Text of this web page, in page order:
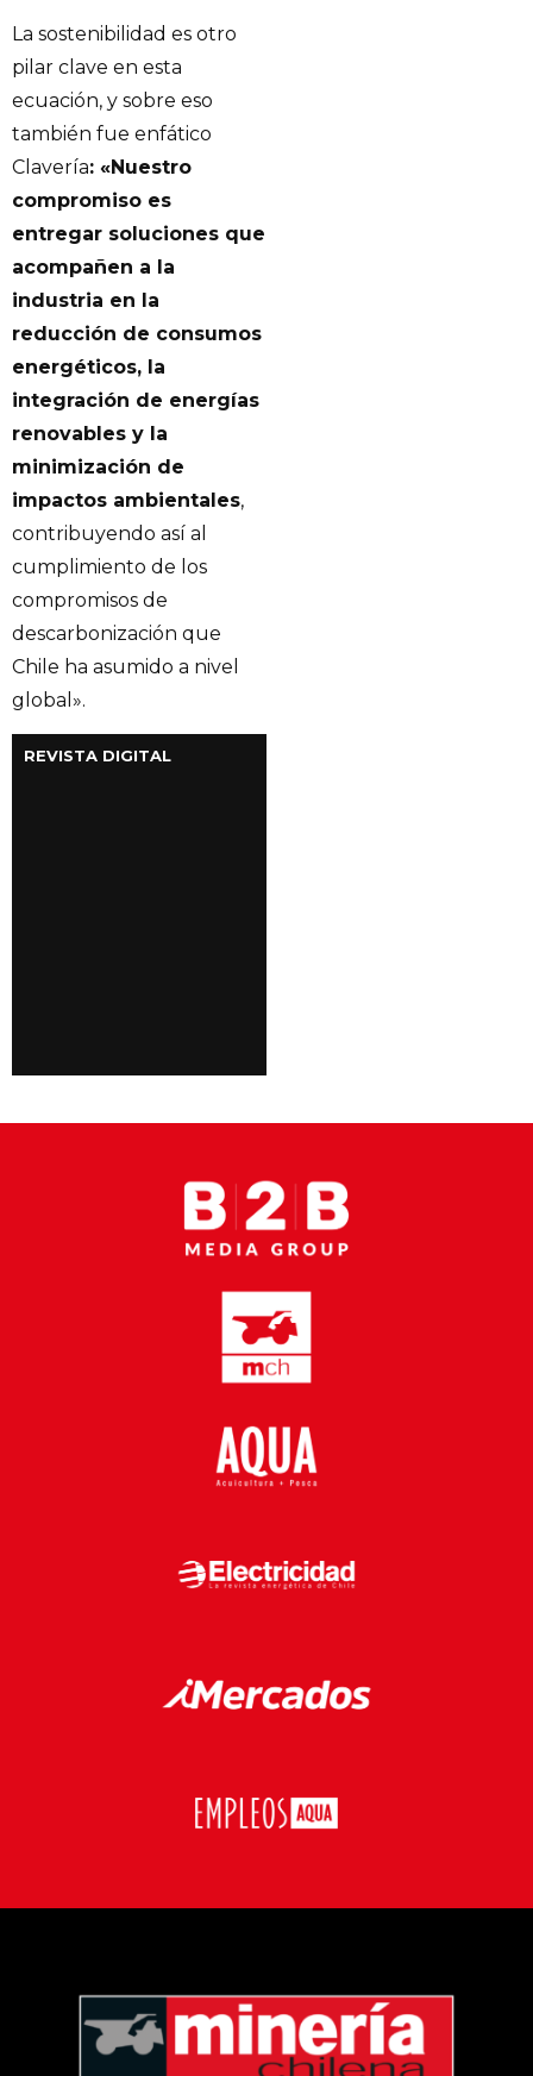
La sostenibilidad es otro
pilar clave en esta
ecuación, y sobre eso
también fue enfático
Clavería: «Nuestro
compromiso es
entregar soluciones que
acompañen a la
industria en la
reducción de consumos
energéticos, la
integración de energías
renovables y la
minimización de
impactos ambientales,
contribuyendo así al
cumplimiento de los
compromisos de
descarbonización que
Chile ha asumido a nivel
global».
REVISTA DIGITAL